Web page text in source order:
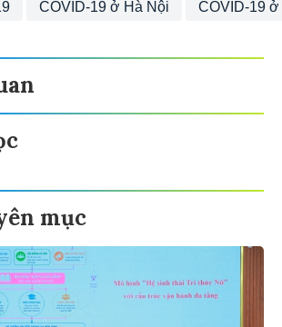
COVID-19 ở Hà Nội COVID-19 ở
mục